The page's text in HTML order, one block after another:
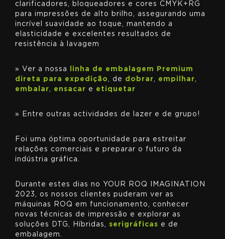
clarificadores, bloqueadores e cores CMYK+RG
para impressões de alto brilho, assegurando uma
incrível suavidade ao toque, mantendo a
elasticidade e excelentes resultados de
resistência à lavagem
» Ver a nossa
linha de embalagem Premium
direta para expedição, de dobrar, empilhar,
embalar, ensacar e etiquetar
» Entre outras actividades de lazer e de grupo!
Foi uma óptima oportunidade para estreitar
relações comerciais e preparar o futuro da
indústria gráfica.
Durante estes dias no YOUR ROQ IMAGINATION
2023, os nossos clientes puderam ver as
máquinas ROQ em funcionamento, conhecer
novas técnicas de impressão e explorar as
soluções DTG, Híbridas, serigráficas e de
embalagem.